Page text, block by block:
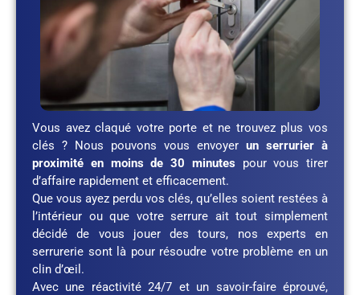
Vous avez claqué votre porte et ne trouvez plus vos
clés ? Nous pouvons vous envoyer un serrurier à
proximité en moins de 30 minutes pour vous tirer
d’affaire rapidement et efficacement.
Que vous ayez perdu vos clés, qu’elles soient restées à
l’intérieur ou que votre serrure ait tout simplement
décidé de vous jouer des tours, nos experts en
serrurerie sont là pour résoudre votre problème en un
clin d’œil.
Avec une réactivité 24/7 et un savoir-faire éprouvé,